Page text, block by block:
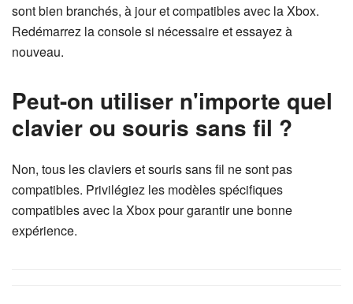
sont bien branchés, à jour et compatibles avec la Xbox.
Redémarrez la console si nécessaire et essayez à
nouveau.
Peut-on utiliser n'importe quel
clavier ou souris sans fil ?
Non, tous les claviers et souris sans fil ne sont pas
compatibles. Privilégiez les modèles spécifiques
compatibles avec la Xbox pour garantir une bonne
expérience.